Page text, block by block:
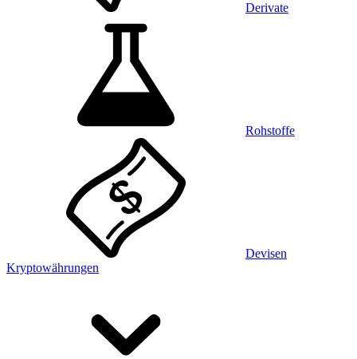
Derivate
Rohstoffe
Devisen
Kryptowährungen